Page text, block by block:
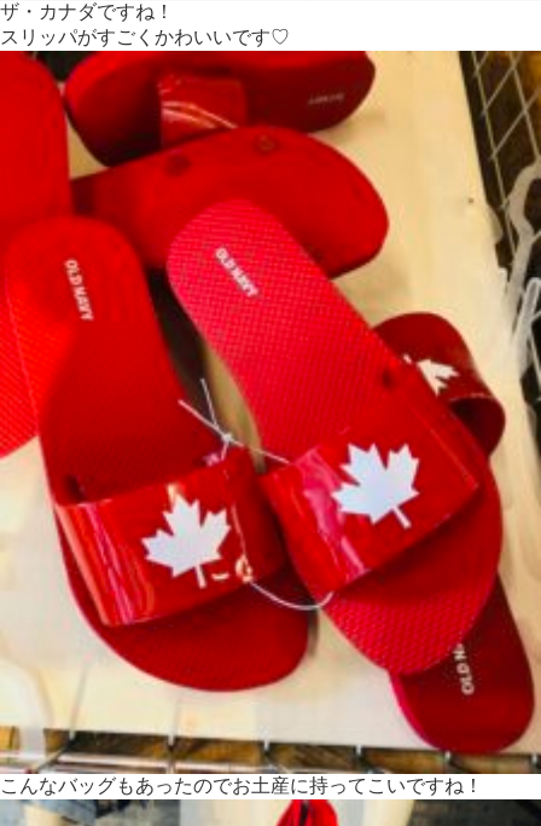
ザ・カナダですね！
スリッパがすごくかわいいです♡
こんなバッグもあったのでお土産に持ってこいですね！